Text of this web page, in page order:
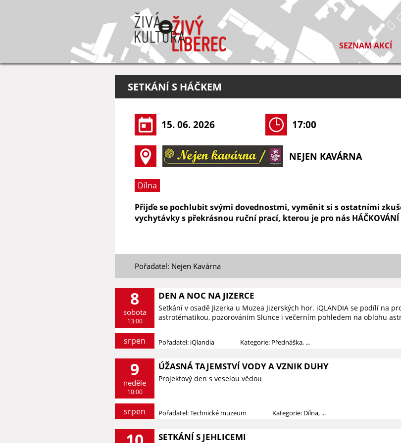
SEZNAM AKCÍ
SETKÁNÍ S HÁČKEM
15. 06. 2026 17:00
NEJEN KAVÁRNA
Dílna
Přijďe se pochlubit svými dovednostmi, vyměnit si s ostatními
vychytávky s překrásnou ruční prací, kterou je pro nás HÁČKOVÁNÍ
Pořadatel: Nejen Kavárna
8
sobota
13:00
srpen
DEN A NOC NA JIZERCE
Setkání v osadě Jizerka u Muzea Jizerských hor. iQLANDIA se podílí na
astrotématikou, pozorováním Slunce i večerním pohledem na oblohu
Pořadatel: iQlandia Kategorie: Přednáška, ...
9
neděle
10:00
srpen
ÚŽASNÁ TAJEMSTVÍ VODY A VZNIK DUHY
Projektový den s veselou vědou
Pořadatel: Technické muzeum Kategorie: Dílna, ...
SETKÁNÍ S JEHLICEMI